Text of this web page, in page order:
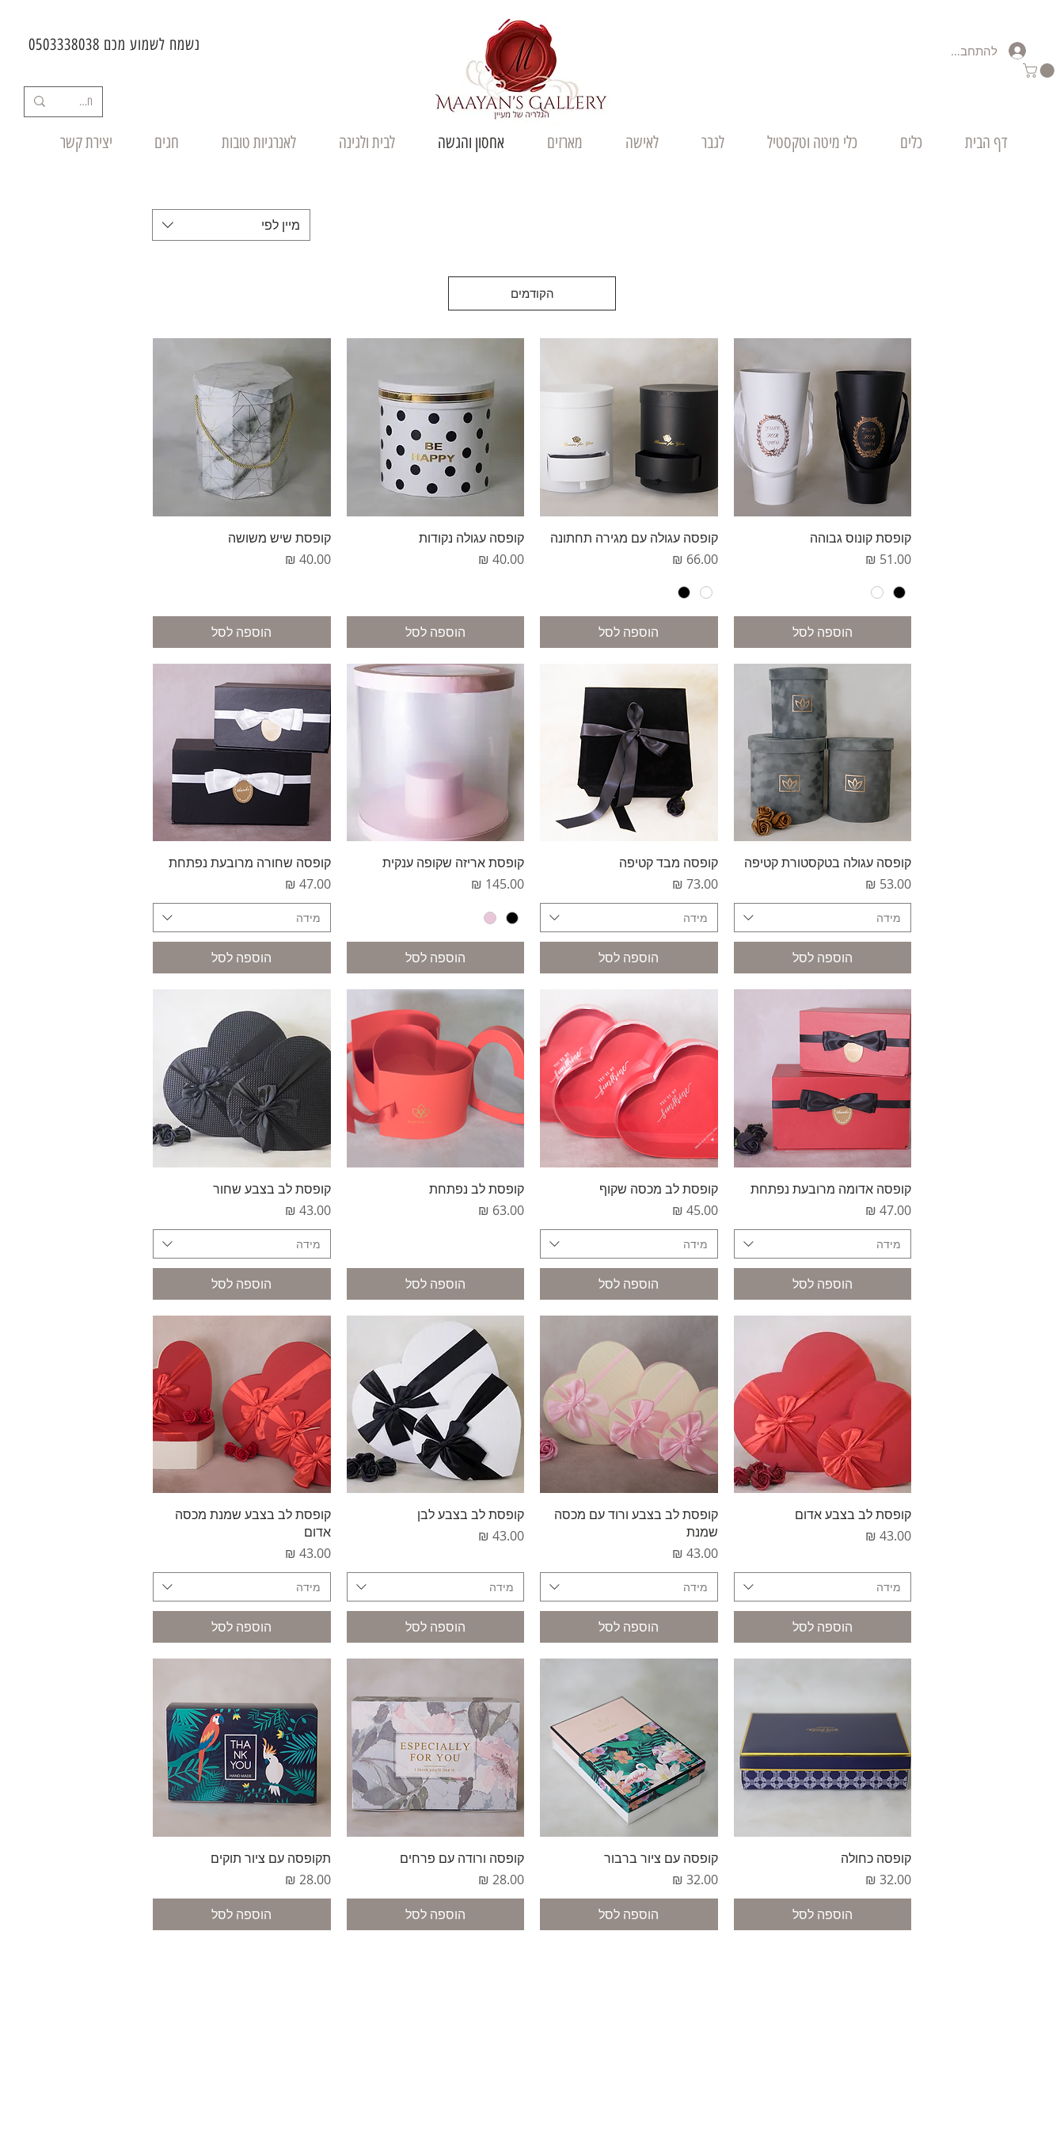
נשמח לשמוע מכם 0503338038 להתחברות
דף הבית כלים כלי מיטה וטקסטיל לגבר לאישה מארזים אחסון והגשה לבית ולגינה לאנרגיות טובות חגים יצירת קשר
מיין לפי
הקודמים
תצוגה מהירה
קופסת קונוס גבוהה
מחיר
הוספה לסל
תצוגה מהירה
קופסה עגולה עם מגירה תחתונה
מחיר‏66.00 ‏₪
הוספה לסל
תצוגה מהירה
קופסה עגולה נקודות
מחיר
הוספה לסל
תצוגה מהירה
קופסת שיש משושה
מחיר‏40.00 ‏₪
הוספה לסל
תצוגה מהירה
קופסה עגולה בטקסטורת קטיפה
מחיר
מידה
הוספה לסל
תצוגה מהירה
קופסה מבד קטיפה
מחיר‏73.00 ‏₪
מידה
הוספה לסל
תצוגה מהירה
קופסת אריזה שקופה ענקית
מחיר
הוספה לסל
תצוגה מהירה
קופסה שחורה מרובעת נפתחת
מחיר‏47.00 ‏₪
מידה
הוספה לסל
תצוגה מהירה
קופסה אדומה מרובעת נפתחת
מחיר
מידה
הוספה לסל
תצוגה מהירה
קופסת לב מכסה שקוף
מחיר‏45.00 ‏₪
מידה
הוספה לסל
תצוגה מהירה
קופסת לב נפתחת
מחיר
הוספה לסל
תצוגה מהירה
קופסת לב בצבע שחור
מחיר‏43.00 ‏₪
מידה
הוספה לסל
תצוגה מהירה
קופסת לב בצבע אדום
מחיר
מידה
הוספה לסל
תצוגה מהירה
קופסת לב בצבע ורוד עם מכסה
שמנת
מחיר‏43.00 ‏₪
מידה
הוספה לסל
תצוגה מהירה
קופסת לב בצבע לבן
מחיר
מידה
הוספה לסל
תצוגה מהירה
קופסת לב בצבע שמנת מכסה
אדום
מחיר‏43.00 ‏₪
מידה
הוספה לסל
תצוגה מהירהקופסה כחולה
מחיר
הוספה לסל
תצוגה מהירה
קופסה עם ציור ברבור
מחיר‏32.00 ‏₪
הוספה לסל
תצוגה מהירה
קופסה ורודה עם פרחים
מחיר
הוספה לסל
תצוגה מהירה
תקופסה עם ציור תוקים
מחיר‏28.00 ‏₪
הוספה לסל